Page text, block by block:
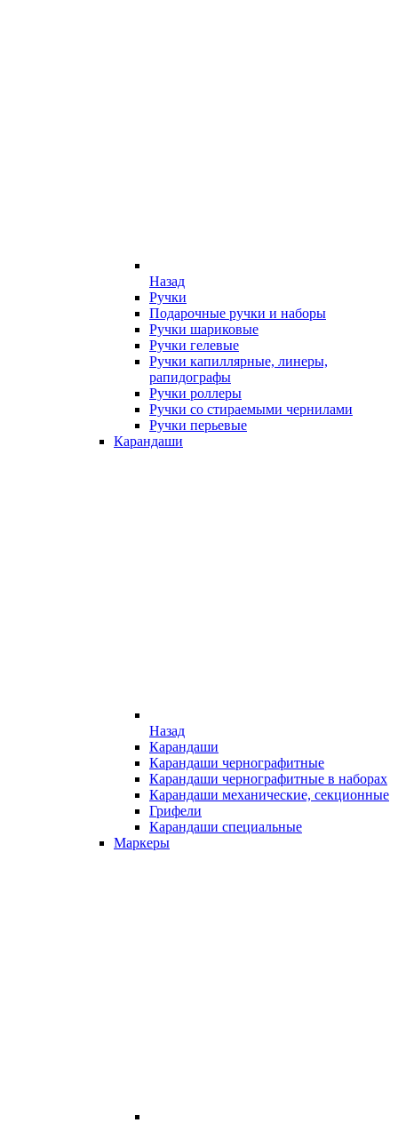
Назад
Ручки
Подарочные ручки и наборы
Ручки шариковые
Ручки гелевые
Ручки капиллярные, линеры,
рапидографы
Ручки роллеры
Ручки со стираемыми чернилами
Ручки перьевые
Карандаши
Назад
Карандаши
Карандаши чернографитные
Карандаши чернографитные в наборах
Карандаши механические, секционные
Грифели
Карандаши специальные
Маркеры